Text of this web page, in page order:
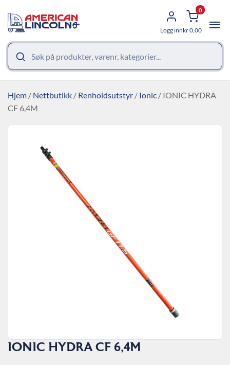
Logg inn
0
kr0,00
Hjem / Nettbutikk / Renholdsutstyr / Ionic / IONIC HYDRA
CF 6,4M
IONIC HYDRA CF 6,4M